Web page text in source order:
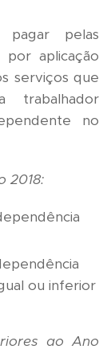
pelas
aplicação
serviços que
no
2018:
ou inferior
ao Ano